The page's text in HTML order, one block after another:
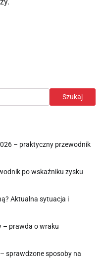
Szukaj
– praktyczny przewodnik
po wskaźniku zysku
Aktualna sytuacja i
– prawda o wraku
sprawdzone sposoby na